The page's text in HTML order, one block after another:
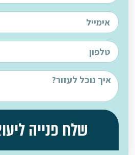
שלח פנייה